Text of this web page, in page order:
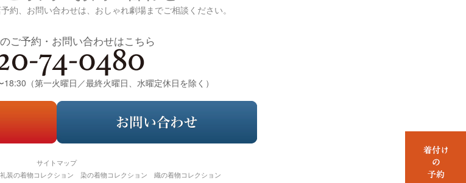
約、お問い合わせは、おしゃれ劇場までご相談ください。
ご予約・お問い合わせはこちら
（第一火曜日／最終火曜日、水曜定休日を除く）
サイトマップ
礼装の着物コレクション 染の着物コレクション
織の着物コレクション